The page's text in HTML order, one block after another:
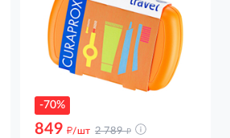
-70%
849 д/шт 2 789 д